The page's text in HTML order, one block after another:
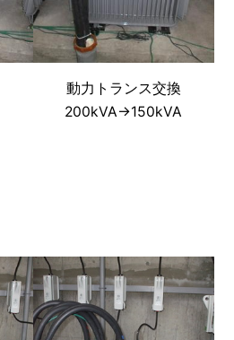
動力トランス交換
200kVA→150kVA